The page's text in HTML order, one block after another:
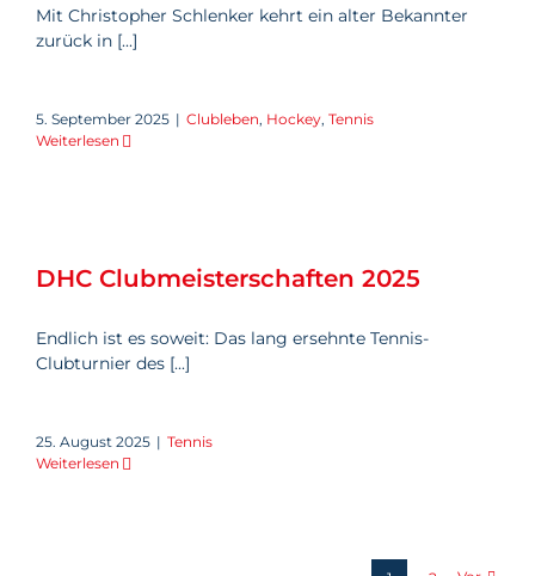
Mit Christopher Schlenker kehrt ein alter Bekannter
zurück in [...]
5. September 2025 | Clubleben, Hockey, Tennis
Weiterlesen
DHC Clubmeisterschaften 2025
Endlich ist es soweit: Das lang ersehnte Tennis-
Clubturnier des [...]
25. August 2025 | Tennis
Weiterlesen